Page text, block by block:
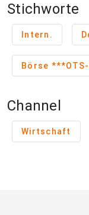
Stichworte
Intern.
Börse
Channel
Wirtschaft